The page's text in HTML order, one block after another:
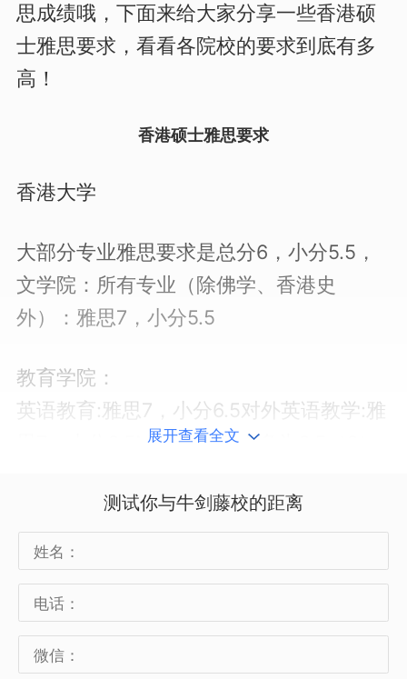
思成绩哦，下面来给大家分享一些香港硕
士雅思要求，看看各院校的要求到底有多
高！
香港硕士雅思要求
香港大学
大部分专业雅思要求是总分6，小分5.5，
文学院：所有专业（除佛学、香港史
外）：雅思7，小分5.5
教育学院：
英语教育:雅思7，小分6.5对外英语教学:雅
思7，小分6.5MED的课程大多为6.5（6）
法学院除普通法外，其他专业目前为止
7（6.5）
社科学院：
新闻学：雅思7，小分6
全球公共政策：雅思7，小分6
展开查看全文
测试你与牛剑藤校的距离